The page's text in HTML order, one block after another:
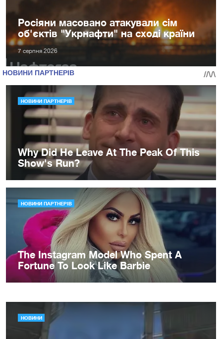
Росіяни масовано атакували сім
об'єктів "Укрнафти" на сході країни
7 серпня 2026
НОВИНИ